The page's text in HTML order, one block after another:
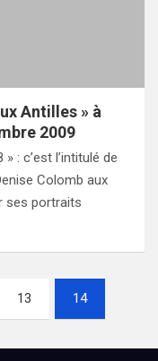
Antilles » à
2009
: c’est l’intitulé de
Colomb aux
ses portraits
13 14